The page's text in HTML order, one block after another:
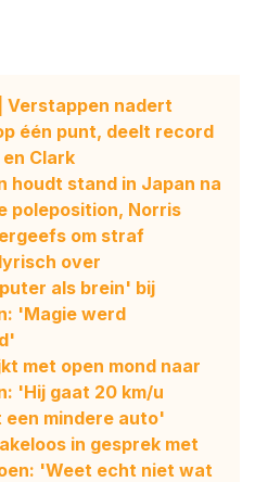
Verstappen nadert
één punt, deelt record
Clark
houdt stand in Japan na
poleposition, Norris
om straf
over
als brein' bij
'Magie werd
met open mond naar
'Hij gaat 20 km/u
een mindere auto'
in gesprek met
'Weet echt niet wat